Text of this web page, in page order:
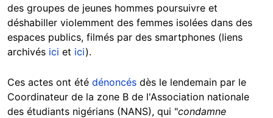
des groupes de jeunes hommes poursuivre et
déshabiller violemment des femmes isolées dans des
espaces publics, filmés par des smartphones (liens
archivés ici et ici).
Ces actes ont été dénoncés dès le lendemain par le
Coordinateur de la zone B de l'Association nationale
des étudiants nigérians (NANS), qui "condamne